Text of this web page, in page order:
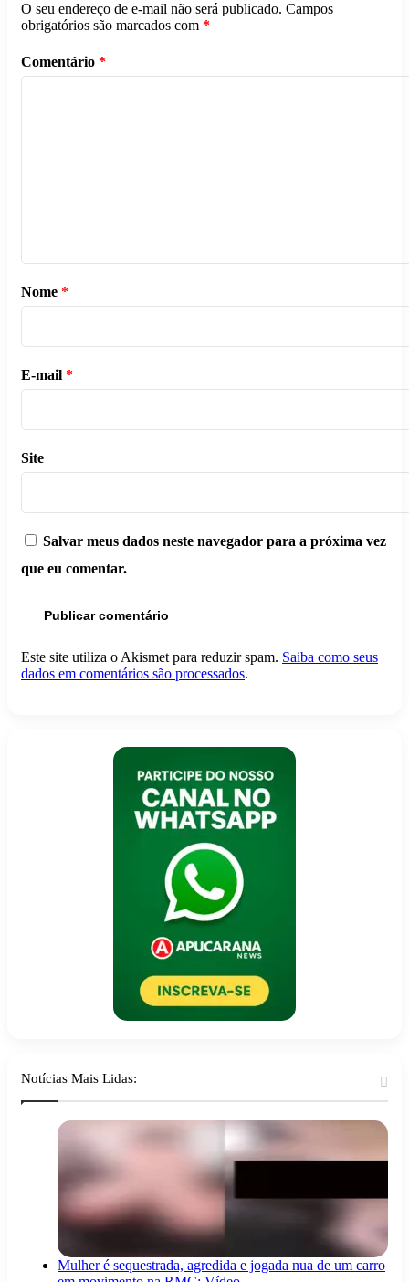
O seu endereço de e-mail não será publicado. Campos
obrigatórios são marcados com *
Comentário *
Nome *
E-mail *
Site
Salvar meus dados neste navegador para a próxima vez
que eu comentar.
Este site utiliza o Akismet para reduzir spam. Saiba como seus
dados em comentários são processados.
Notícias Mais Lidas:
Mulher é sequestrada, agredida e jogada nua de um carro